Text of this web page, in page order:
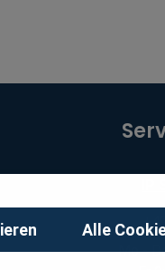
Mo -
Alle